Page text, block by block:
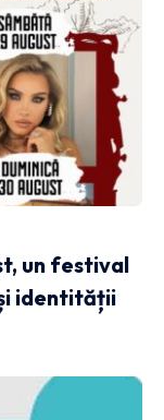
un festival
identității